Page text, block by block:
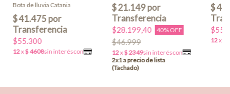
Bota de lluvia Catania
$55.300
$28.199,40 40% OFF
$46.999